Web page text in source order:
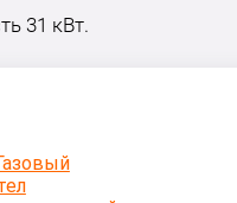
31 кВт.